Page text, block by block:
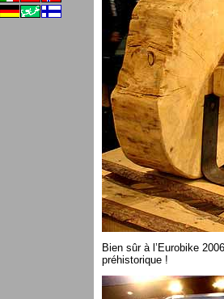
Bien sûr à l’Eurobike
préhistorique !